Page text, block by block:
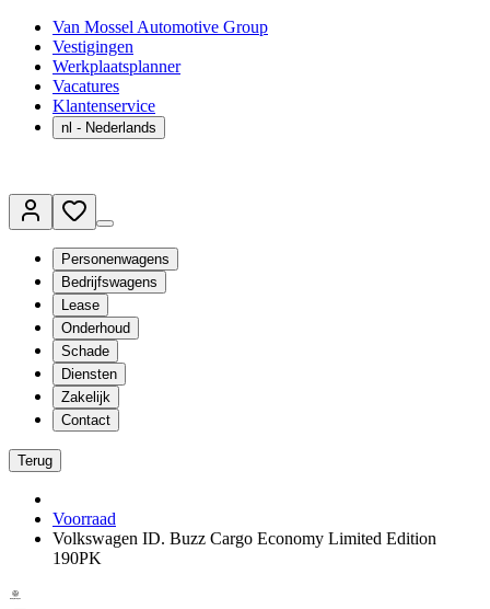
Van Mossel Automotive Group
Vestigingen
Werkplaatsplanner
Vacatures
Klantenservice
nl - Nederlands
Personenwagens
Bedrijfswagens
Lease
Onderhoud
Schade
Diensten
Zakelijk
Contact
Terug
Voorraad
Volkswagen ID. Buzz Cargo Economy Limited Edition
190PK